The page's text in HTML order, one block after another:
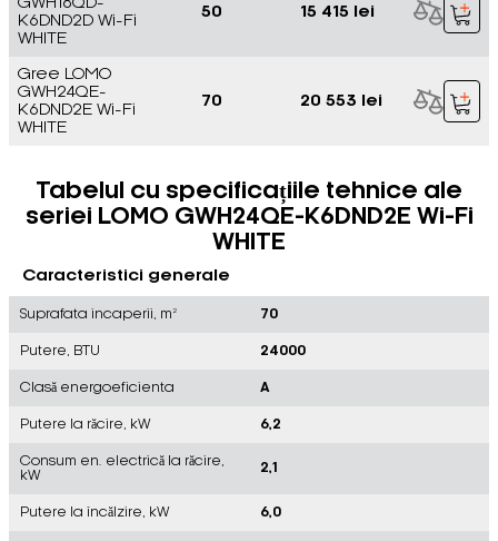
GWH18QD-
K6DND2D Wi-Fi
WHITE
50 15 415 lei
Gree LOMO
GWH24QE-
K6DND2E Wi-Fi
WHITE
70 20 553 lei
Tabelul cu specificațiile tehnice ale
seriei LOMO GWH24QE-K6DND2E Wi-Fi
WHITE
Caracteristici generale
Suprafata incaperii, m² 70
Putere, BTU 24000
Clasă energoeficienta A
Putere la răcire, kW 6,2
Consum en. electrică la răcire,
kW
2,1
Putere la încălzire, kW 6,0